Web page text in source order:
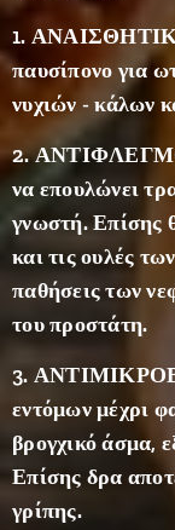
1.
παυσίπονο για
νυχιών - κάλων
2.
να επουλώνει
γνωστή. Επίσης
και τις ουλές
παθήσεις των
του προστάτη.
3.
εντόμων μέχρι
βρογχικό άσμα,
Επίσης δρα
γρίπης.